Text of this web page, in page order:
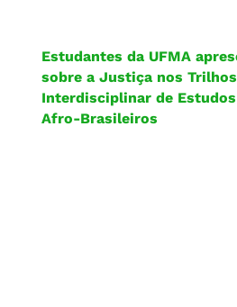
Estudantes da UFMA
sobre a Justiça nos Trilhos
Interdisciplinar de
Afro-Brasileiros